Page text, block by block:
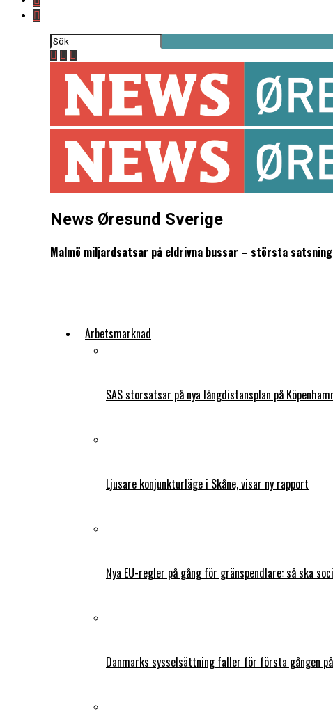
News Øresund Sverige
Malmö miljardsatsar på eldrivna bussar – största
Arbetsmarknad
SAS storsatsar på nya långdistansplan på
Ljusare konjunkturläge i Skåne, visar ny rapport
Nya EU-regler på gång för gränspendlare: så ska
Danmarks sysselsättning faller för första gången